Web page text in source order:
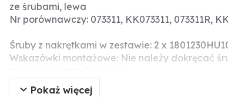
ze śrubami, lewa
Nr porównawczy: 073311, KK073311, 073311R,
Śruby z nakrętkami w zestawie: 2 x
Wskazówki montażowe: Nie należy dokręcać
Pokaż więcej